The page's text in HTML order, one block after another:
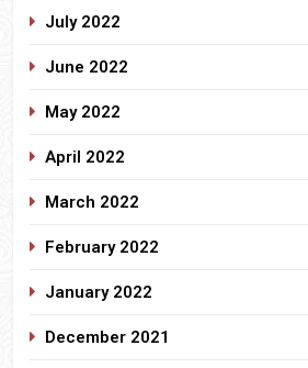
July 2022
June 2022
May 2022
April 2022
March 2022
February 2022
January 2022
December 2021